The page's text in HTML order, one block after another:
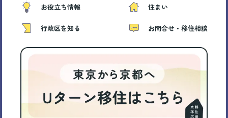
お役立ち情報
行政区を知る
住まい
お問合せ・移住相談